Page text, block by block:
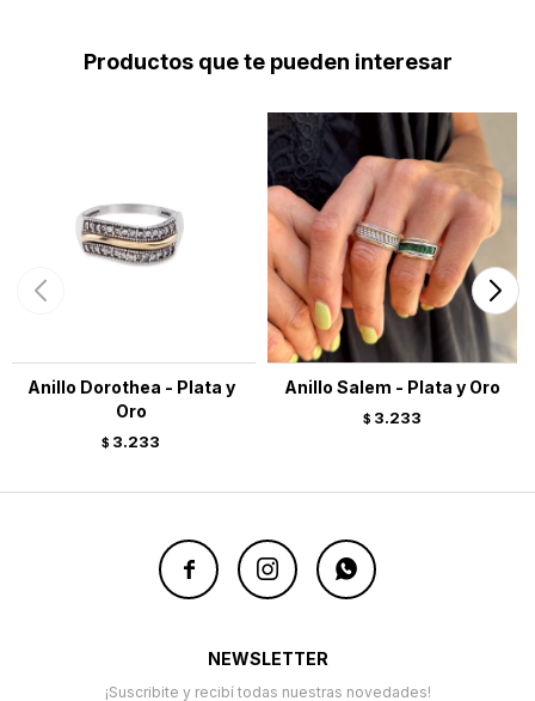
Productos que te pueden interesar
Anillo Dorothea - Plata y
Oro
$ 3.233
Anillo Salem - Plata y Oro
$ 3.233
  
NEWSLETTER
¡Suscribite y recibí todas nuestras novedades!